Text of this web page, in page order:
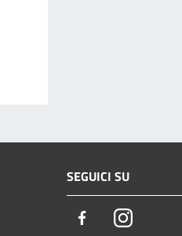
SEGUICI SU
FacebookInstagram